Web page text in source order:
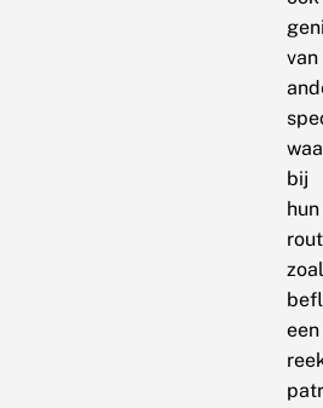
van
bij
hun
een